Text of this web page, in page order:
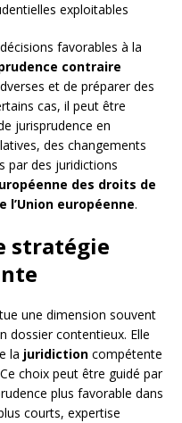
exploitables
favorables à la
contraire
et de préparer des
cas, il peut être
jurisprudence en
des changements
par des juridictions
des droits de
l’Union européenne.
stratégie
une dimension souvent
dossier contentieux. Elle
la juridiction compétente
choix peut être guidé par
plus favorable dans
courts, expertise